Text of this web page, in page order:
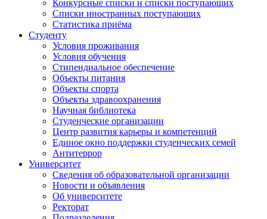
Конкурсные списки и списки поступающих
Списки иностранных поступающих
Статистика приёма
Студенту
Условия проживания
Условия обучения
Стипендиальное обеспечение
Объекты питания
Объекты спорта
Объекты здравоохранения
Научная библиотека
Студенческие организации
Центр развития карьеры и компетенций
Единое окно поддержки студенческих семей
Антитеррор
Университет
Сведения об образовательной организации
Новости и объявления
Об университете
Ректорат